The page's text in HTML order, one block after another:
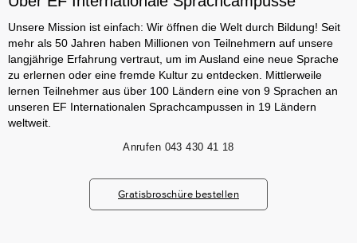
Unsere Mission ist einfach: Wir öffnen die Welt durch Bildung! Seit
mehr als 50 Jahren haben Millionen von Teilnehmern auf unsere
langjährige Erfahrung vertraut, um im Ausland eine neue Sprache
zu erlernen oder eine fremde Kultur zu entdecken. Mittlerweile
lernen Teilnehmer aus über 100 Ländern eine von 9 Sprachen an
unseren EF Internationalen Sprachcampussen in 19 Ländern
weltweit.
Anrufen 043 430 41 18
Gratisbroschüre bestellen